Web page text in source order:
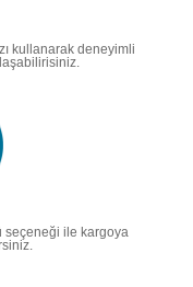
kullanarak deneyimli
seçeneği ile kargoya